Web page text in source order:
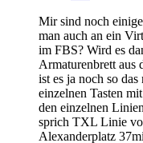
Mir sind noch
man auch an ein
im FBS? Wird es
Armaturenbrett aus
ist es ja noch so
einzelnen Tasten
den einzelnen
sprich TXL Linie
Alexanderplatz